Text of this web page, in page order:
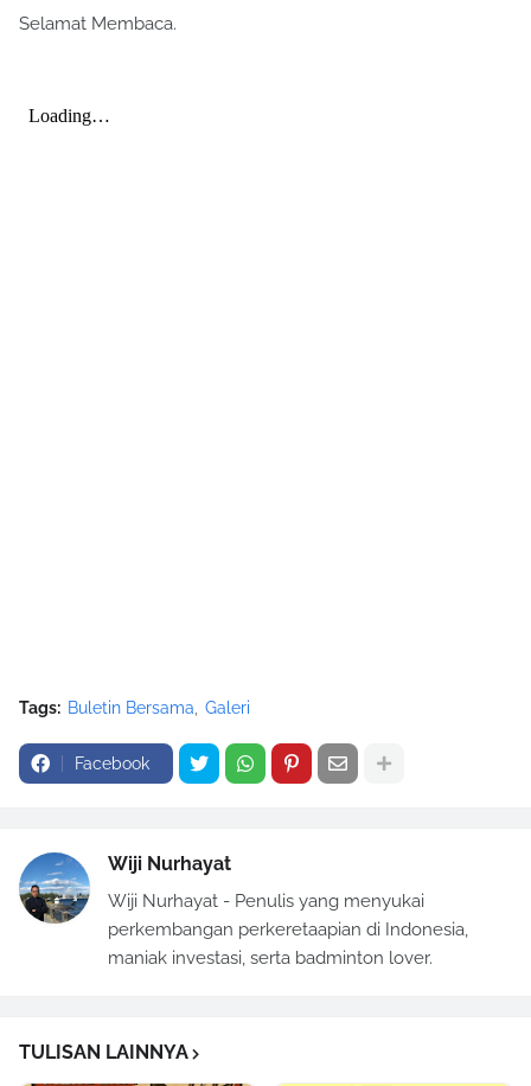
Selamat Membaca.
Tags: Buletin Bersama Galeri
Facebook
Wiji Nurhayat
Wiji Nurhayat - Penulis yang menyukai
perkembangan perkeretaapian di Indonesia,
maniak investasi, serta badminton lover.
TULISAN LAINNYA